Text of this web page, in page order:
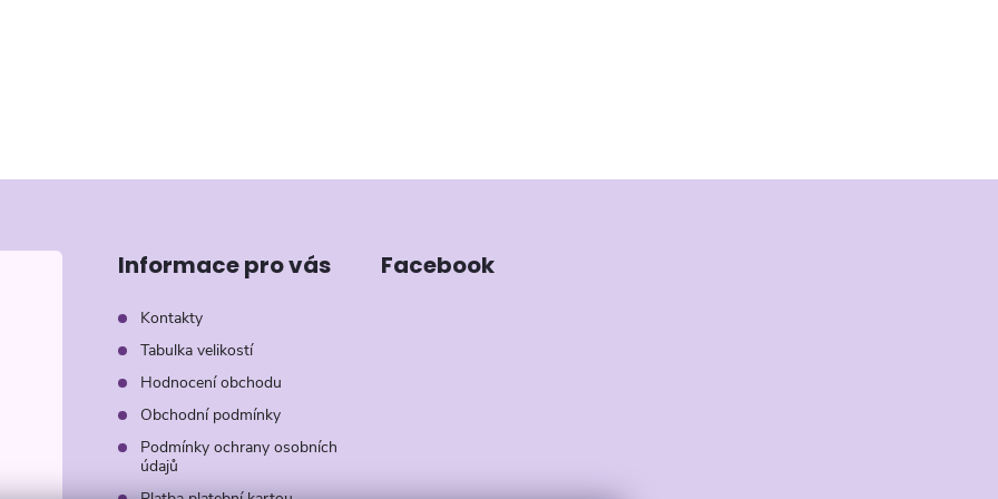
Informace pro vás
Kontakty
Tabulka velikostí
Hodnocení obchodu
Obchodní podmínky
Podmínky ochrany osobních
údajů
Facebook